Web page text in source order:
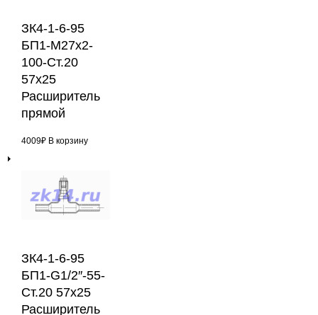
ЗК4-1-6-95
БП1-М27х2-
100-Ст.20
57х25
Расширитель
прямой
4009₽ В корзину
ЗК4-1-6-95
БП1-G1/2″-55-
Ст.20 57х25
Расширитель